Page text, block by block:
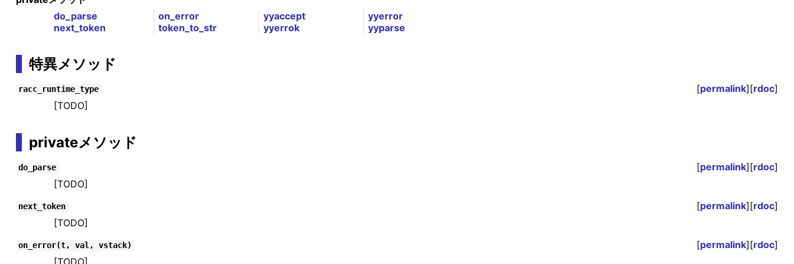
do_parse
next_token
on_error
token_to_str
yyaccept
yyerrok
yyerror
yyparse
特異メソッド
racc_runtime_type [permalink][rdoc]
[TODO]
privateメソッド
do_parse [permalink][rdoc]
[TODO]
next_token [permalink][rdoc]
[TODO]
on_error(t, val, vstack) [permalink][rdoc]